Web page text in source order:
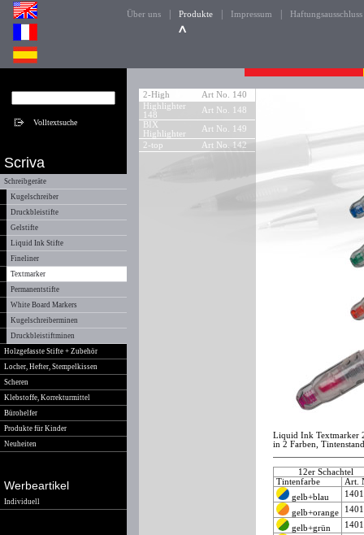
Über uns Produkte Impressum Haftungsausschluss
Scriva
Schreibgeräte
Kugelschreiber
Druckbleistifte
Gelstifte
Liquid Ink Stifte
Fineliner
Textmarker
Permanentstifte
White Board Markers
Kugelschreiberminen
Druckbleistiftminen
Holzgefasste Stifte + Zubehör
Locher, Hefter, Stempelkissen
Scheren
Klebstoffe, Korrekturmittel
Bürohelfer
Produkte für Kinder
Neuheiten
Werbeartikel
Individuell
2-High
Art No. 140
Highlighter
148
Art No. 148
BIX
Highlighter
Art No. 149
2-top
Art No. 142
Liquid Ink Textmarker
in 2 Farben,
12er Schachtel
Tintenfarbe
Art.
gelb+blau
gelb+orange
gelb+grün